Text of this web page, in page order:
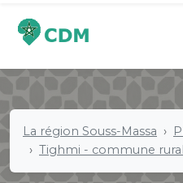
La région Souss-Massa
Tighmi - commune